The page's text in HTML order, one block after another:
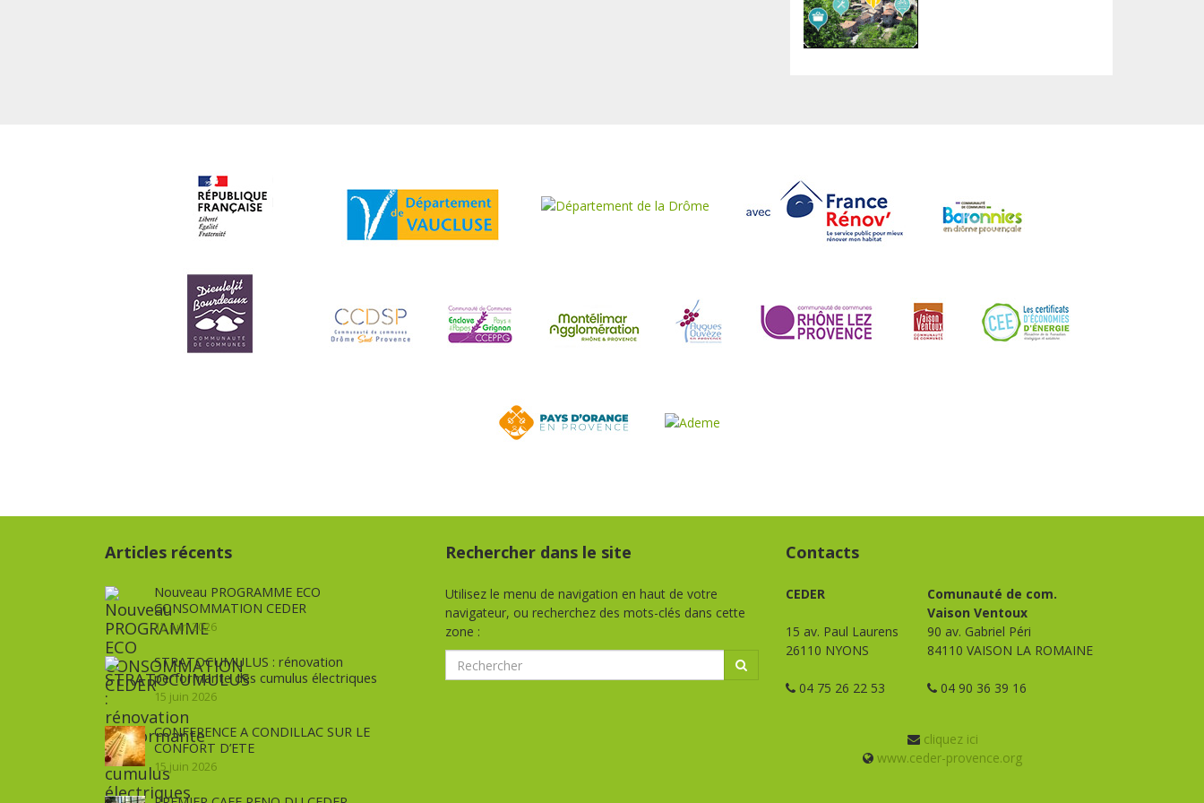
Articles récents
Nouveau PROGRAMME ECO
CONSOMMATION CEDER
15 juin 2026
STRATOCUMULUS : rénovation
performante des cumulus électriques
15 juin 2026
CONFERENCE A CONDILLAC SUR LE
CONFORT D’ETE
15 juin 2026
Rechercher dans le site
Utilisez le menu de navigation en haut de votre
navigateur, ou recherchez des mots-clés dans cette
zone :
Contacts
CEDER
15 av. Paul Laurens
26110 NYONS
04 75 26 22 53
Comunauté de com.
Vaison Ventoux
90 av. Gabriel Péri
84110 VAISON LA ROMAINE
04 90 36 39 16
cliquez ici
www.ceder-provence.org